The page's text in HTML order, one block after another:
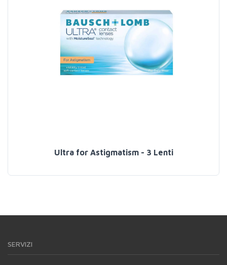
Ultra for Astigmatism - 3 Lenti
SERVIZI